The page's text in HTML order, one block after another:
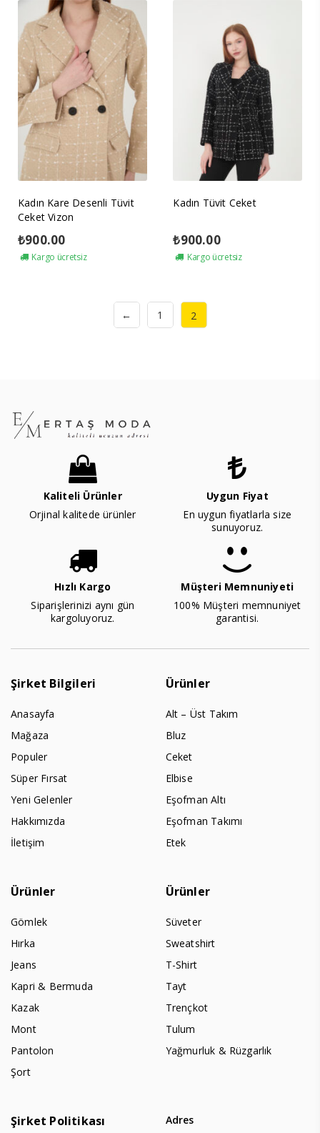
Kadın Kare Desenli Tüvit
Ceket Vizon
₺900.00
Kargo ücretsiz
Kadın Tüvit Ceket
₺900.00
Kargo ücretsiz
← 1 2
Kaliteli Ürünler
Orjinal kalitede ürünler
Uygun Fiyat
En uygun fiyatlarla size
sunuyoruz.
Hızlı Kargo
Siparişlerinizi aynı gün
kargoluyoruz.
Müşteri Memnuniyeti
100% Müşteri memnuniyet
garantisi.
Şirket Bilgileri
Anasayfa
Mağaza
Populer
Süper Fırsat
Yeni Gelenler
Hakkımızda
İletişim
Ürünler
Alt – Üst Takım
Bluz
Ceket
Elbise
Eşofman Altı
Eşofman Takımı
Etek
Ürünler
Gömlek
Hırka
Jeans
Kapri & Bermuda
Kazak
Mont
Pantolon
Şort
Ürünler
Süveter
Sweatshirt
T-Shirt
Tayt
Trençkot
Tulum
Yağmurluk & Rüzgarlık
Şirket Politikası Adres